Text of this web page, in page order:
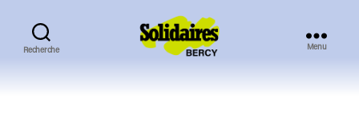
Recherche Menu